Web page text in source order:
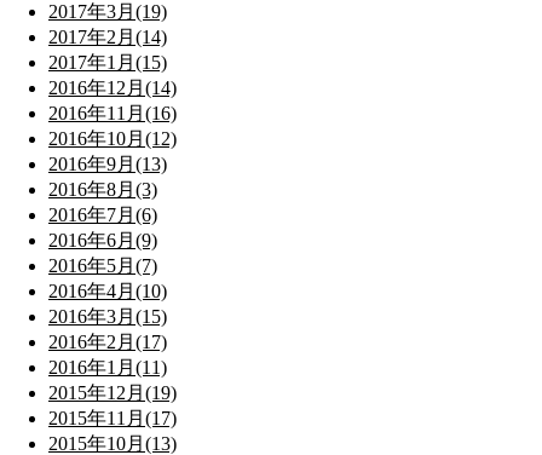
2017年3月(19)
2017年2月(14)
2017年1月(15)
2016年12月(14)
2016年11月(16)
2016年10月(12)
2016年9月(13)
2016年8月(3)
2016年7月(6)
2016年6月(9)
2016年5月(7)
2016年4月(10)
2016年3月(15)
2016年2月(17)
2016年1月(11)
2015年12月(19)
2015年11月(17)
2015年10月(13)